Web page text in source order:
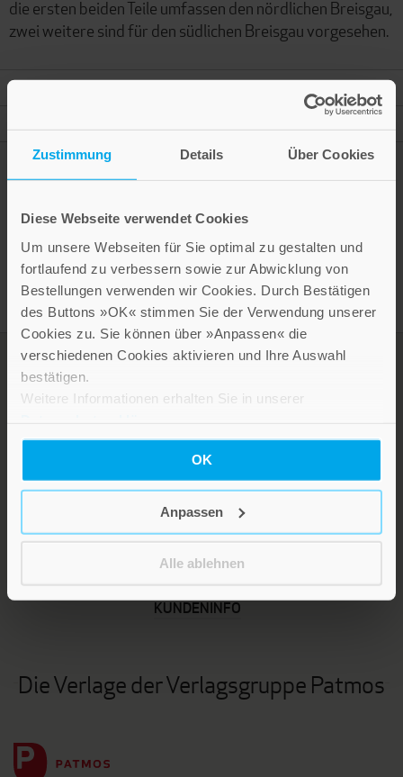
Zustimmung Details Über Cookies
Diese Webseite verwendet Cookies
Um unsere Webseiten für Sie optimal zu gestalten und
fortlaufend zu verbessern sowie zur Abwicklung von
Bestellungen verwenden wir Cookies. Durch Bestätigen
des Buttons »OK« stimmen Sie der Verwendung unserer
Cookies zu. Sie können über »Anpassen« die
verschiedenen Cookies aktivieren und Ihre Auswahl
bestätigen.
Weitere Informationen erhalten Sie in unserer
OK
Anpassen
Alle ablehnen
die ersten beiden Teile umfassen den nördlichen Breisgau,
zwei weitere sind für den südlichen Breisgau vorgesehen.
Presseinformation drucken
LEBE GUT MAGAZIN
KUNDENINFO
Die Verlage der Verlagsgruppe Patmos